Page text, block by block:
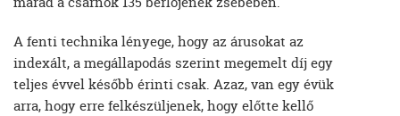
A fenti technika lényege, hogy az árusokat az
indexált, a megállapodás szerint megemelt díj egy
teljes évvel később érinti csak. Azaz, van egy évük
arra, hogy erre felkészüljenek, hogy előtte kellő